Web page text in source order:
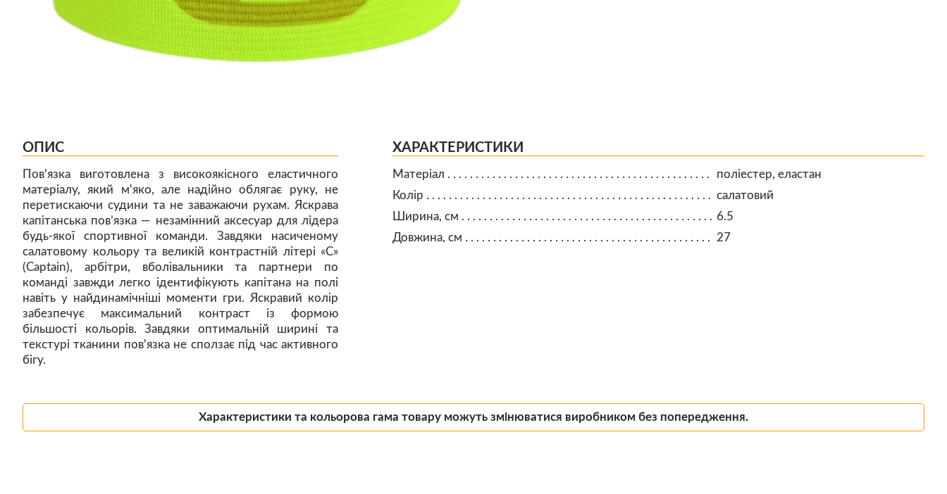
ОПИС
Пов'язка виготовлена з високоякісного еластичного
матеріалу, який м'яко, але надійно облягає руку, не
перетискаючи судини та не заважаючи рухам. Яскрава
капітанська пов’язка — незамінний аксесуар для лідера
будь-якої спортивної команди. Завдяки насиченому
салатовому кольору та великій контрастній літері «C»
(Captain), арбітри, вболівальники та партнери по
команді завжди легко ідентифікують капітана на полі
навіть у найдинамічніші моменти гри. Яскравий колір
забезпечує максимальний контраст із формою
більшості кольорів. Завдяки оптимальній ширині та
текстурі тканини пов'язка не сползає під час активного
бігу.
ХАРАКТЕРИСТИКИ
Матеріал
поліестер, еластан
Колір
салатовий
Ширина, см
6.5
Довжина, см
27
Характеристики та кольорова гама товару можуть змінюватися виробником без попередження.